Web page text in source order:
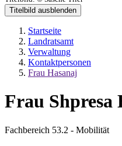
Titelbild ausblenden
Startseite
Landratsamt
Verwaltung
Kontaktpersonen
Frau Hasanaj
Frau Shpresa
Fachbereich 53.2 - Mobilität